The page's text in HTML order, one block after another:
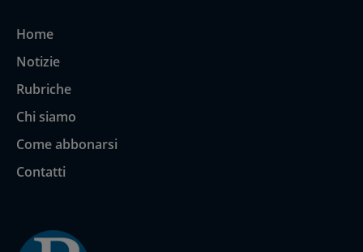
Home
Notizie
Rubriche
Chi siamo
Come abbonarsi
Contatti